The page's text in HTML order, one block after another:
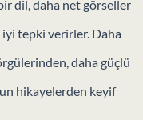
dil, daha net görseller